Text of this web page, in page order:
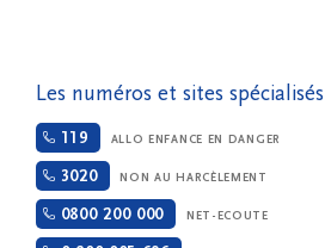
Les numéros et sites spécialisés
119 ALLO ENFANCE EN DANGER
3020 NON AU HARCÈLEMENT
0800 200 000 NET-ECOUTE